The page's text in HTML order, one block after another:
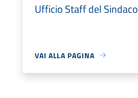
Ufficio Staff del Sindaco
VAI ALLA PAGINA